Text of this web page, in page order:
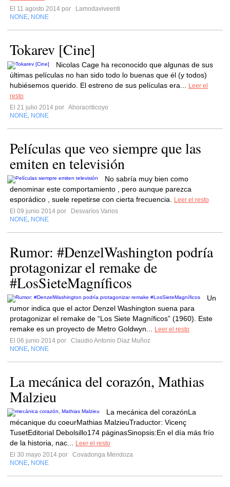
El 11 agosto 2014 por
Lamodaviveenti
NONE NONE
Tokarev [Cine]
Nicolas Cage ha reconocido que algunas de sus
últimas películas no han sido todo lo buenas que él (y todos)
hubiésemos querido. El estreno de sus películas era...
Leer el
resto
El 21 julio 2014 por Ahoracriticoyo
NONE NONE
Películas que veo siempre que las
emiten en televisión
No sabría muy bien como
denominar este comportamiento , pero aunque parezca
esporádico , suele repetirse con cierta frecuencia.
Leer el resto
El 09 junio 2014 por
Desvaríos Varios
NONE NONE
Rumor: #DenzelWashington podría
protagonizar el remake de
#LosSieteMagníficos
Un
rumor indica que el actor Denzel Washington suena para
protagonizar el remake de “Los Siete Magníficos” (1960). Este
remake es un proyecto de Metro Goldwyn...
Leer el resto
El 06 junio 2014 por
Claudio Antonio Diaz Muñoz
NONE NONE
La mecánica del corazón, Mathias
Malzieu
La mecánica del corazónLa
mécanique du coeurMathias MalzieuTraductor: Vicenç
TusetEditorial Debolsillo174 páginasSinopsis:En el día más frío
de la historia, nac...
Leer el resto
El 30 mayo 2014 por
Covadonga Mendoza
NONE NONE